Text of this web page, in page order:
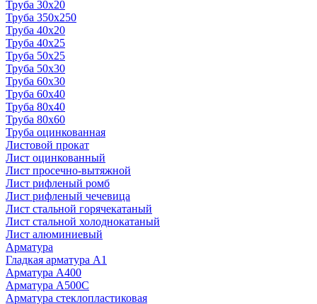
Труба 30x20
Труба 350x250
Труба 40x20
Труба 40x25
Труба 50x25
Труба 50x30
Труба 60x30
Труба 60x40
Труба 80x40
Труба 80x60
Труба оцинкованная
Листовой прокат
Лист оцинкованный
Лист просечно-вытяжной
Лист рифленый ромб
Лист рифленый чечевица
Лист стальной горячекатаный
Лист стальной холоднокатаный
Лист алюминиевый
Арматура
Гладкая арматура А1
Арматура А400
Арматура A500C
Арматура стеклопластиковая